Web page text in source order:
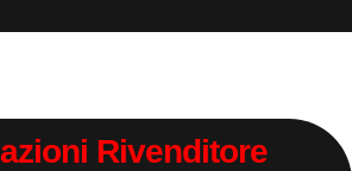
Rivenditore